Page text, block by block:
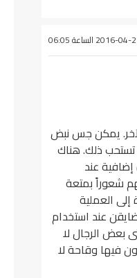
04-27 الساعة 06:05
يمكن جس نبض
ذلك. هناك
عند
شعوراً بمتعة
العملية
عند استخدام
بعض الرجال لا
فيها وقاحة لا